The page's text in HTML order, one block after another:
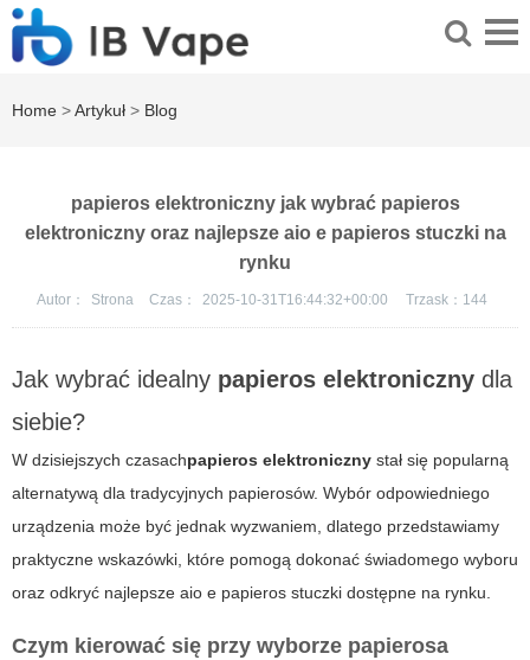
Home >Artykuł > Blog
papieros elektroniczny jak wybrać papieros
elektroniczny oraz najlepsze aio e papieros stuczki na
rynku
Autor： Strona Czas： 2025-10-31T16:44:32+00:00 Trzask： 144
Jak wybrać idealny papieros elektroniczny dla
siebie?
W dzisiejszych czasachpapieros elektroniczny stał się popularną
alternatywą dla tradycyjnych papierosów. Wybór odpowiedniego
urządzenia może być jednak wyzwaniem, dlatego przedstawiamy
praktyczne wskazówki, które pomogą dokonać świadomego wyboru
oraz odkryć najlepsze aio e papieros stuczki dostępne na rynku.
Czym kierować się przy wyborze papierosa